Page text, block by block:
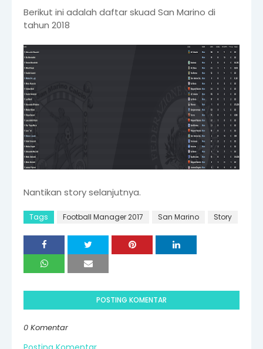
Berikut ini adalah daftar skuad San Marino di
tahun 2018
Nantikan story selanjutnya.
Tags Football Manager 2017 San Marino Story
POSTING KOMENTAR
0 Komentar